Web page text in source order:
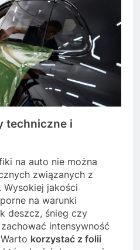
techniczne i
na auto nie można
związanych z
jakości
na warunki
deszcz, śnieg czy
intensywność
korzystać z folii